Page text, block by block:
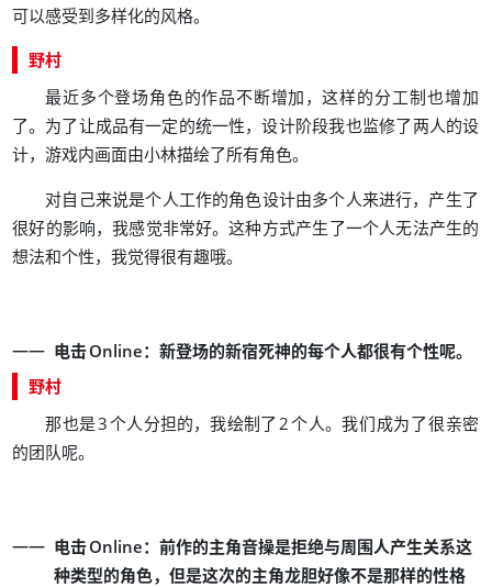
可以感受到多样化的风格。
野村
最近多个登场角色的作品不断增加 ，这样的分工制也增加
了。 为了让成品有一定的统一性，设计阶段我也监修了两人的设
计，游戏内画面由小林描绘了所有角色。
对自己来说是个人工作的角色设计由多个人来进行， 产生了
很好的影响，我感觉非常好。这种方式产生了一个人无法产生的
想法和个性，我觉得很有趣哦。
电击Online： 新登场的新宿死神的每个人都很有个性呢。
野村
那也是3个人分担的，我绘制了 2个人。我们成为了很亲密
的团队呢。
电击Online： 前作的主角音操是拒绝与周围人产生关系这
种类型的角色， 但是这次的主角龙胆好像不是那样的性格